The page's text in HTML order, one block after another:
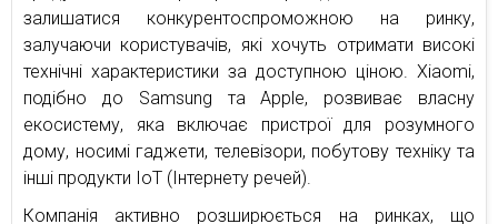
залишатися конкурентоспроможною на ринку,
залучаючи користувачів, які хочуть отримати високі
технічні характеристики за доступною ціною. Xiaomi,
подібно до Samsung та Apple, розвиває власну
екосистему, яка включає пристрої для розумного
дому, носимі гаджети, телевізори, побутову техніку та
інші продукти IoT (Інтернету речей).
Компанія активно розширюється на ринках, що